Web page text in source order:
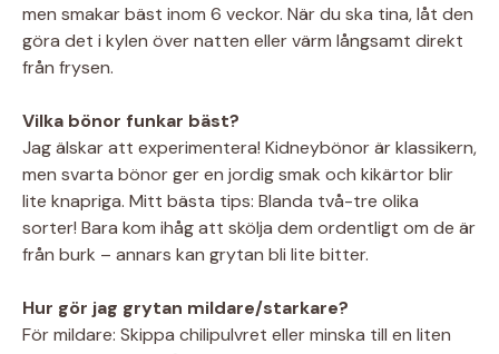
men smakar bäst inom 6 veckor. När du ska tina, låt den
göra det i kylen över natten eller värm långsamt direkt
från frysen.
Vilka bönor funkar bäst?
Jag älskar att experimentera! Kidneybönor är klassikern,
men svarta bönor ger en jordig smak och kikärtor blir
lite knapriga. Mitt bästa tips: Blanda två-tre olika
sorter! Bara kom ihåg att skölja dem ordentligt om de är
från burk – annars kan grytan bli lite bitter.
Hur gör jag grytan mildare/starkare?
För mildare: Skippa chilipulvret eller minska till en liten